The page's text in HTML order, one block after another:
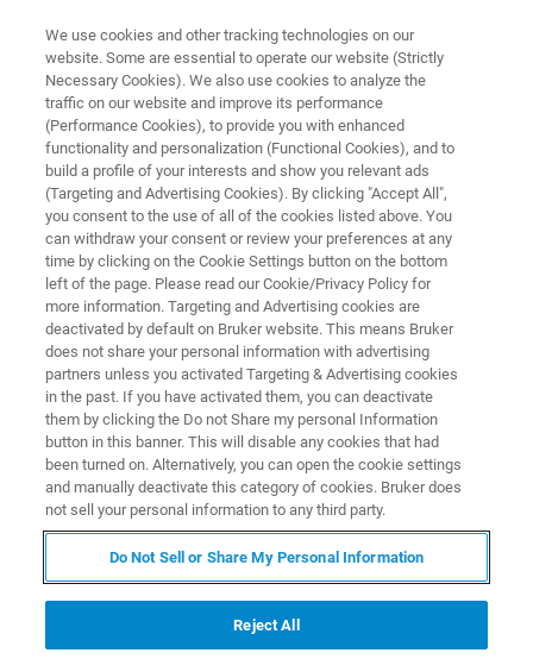
에스프리 기능
We use cookies and other tracking technologies on our
website. Some are essential to operate our website (Strictly
Necessary Cookies). We also use cookies to analyze the
traffic on our website and improve its performance
(Performance Cookies), to provide you with enhanced
functionality and personalization (Functional Cookies), and to
build a profile of your interests and show you relevant ads
(Targeting and Advertising Cookies). By clicking "Accept All",
you consent to the use of all of the cookies listed above. You
can withdraw your consent or review your preferences at any
time by clicking on the Cookie Settings button on the bottom
left of the page. Please read our Cookie/Privacy Policy for
more information. Targeting and Advertising cookies are
deactivated by default on Bruker website. This means Bruker
does not share your personal information with advertising
partners unless you activated Targeting & Advertising cookies
in the past. If you have activated them, you can deactivate
them by clicking the Do not Share my personal Information
button in this banner. This will disable any cookies that had
been turned on. Alternatively, you can open the cookie settings
and manually deactivate this category of cookies. Bruker does
not sell your personal information to any third party.
Do Not Sell or Share My Personal Information
Reject All